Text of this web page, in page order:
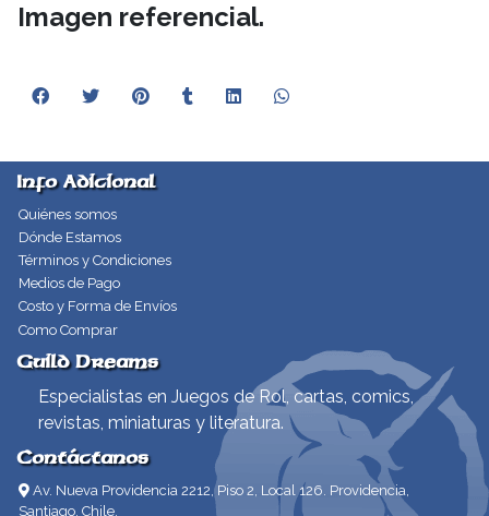
Imagen referencial.
Info Adicional
Quiénes somos
Dónde Estamos
Términos y Condiciones
Medios de Pago
Costo y Forma de Envíos
Como Comprar
Guild Dreams
Especialistas en Juegos de Rol, cartas, comics,
revistas, miniaturas y literatura.
Contáctanos
Av. Nueva Providencia 2212, Piso 2, Local 126. Providencia,
Santiago, Chile.